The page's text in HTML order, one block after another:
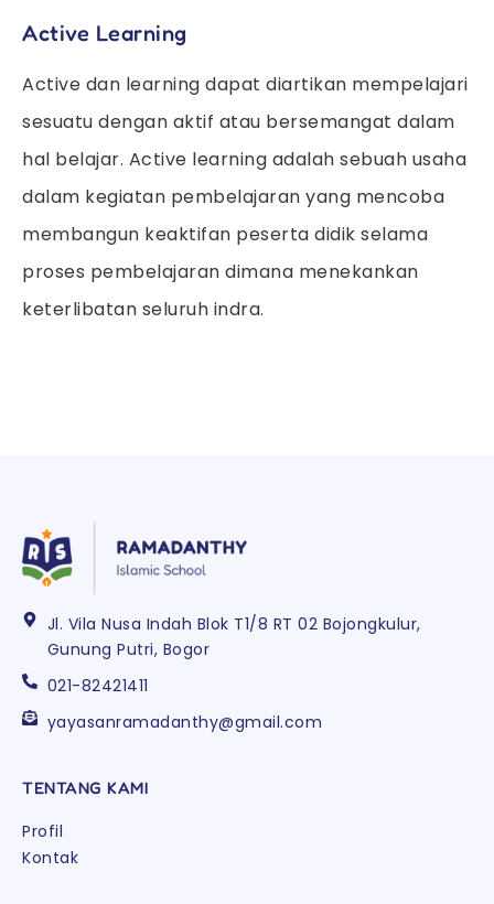
Active Learning
Active dan learning dapat diartikan mempelajari
sesuatu dengan aktif atau bersemangat dalam
hal belajar. Active learning adalah sebuah usaha
dalam kegiatan pembelajaran yang mencoba
membangun keaktifan peserta didik selama
proses pembelajaran dimana menekankan
keterlibatan seluruh indra.
Jl. Vila Nusa Indah Blok T1/8 RT 02 Bojongkulur,
Gunung Putri, Bogor
021-82421411
yayasanramadanthy@gmail.com
TENTANG KAMI
Profil
Kontak